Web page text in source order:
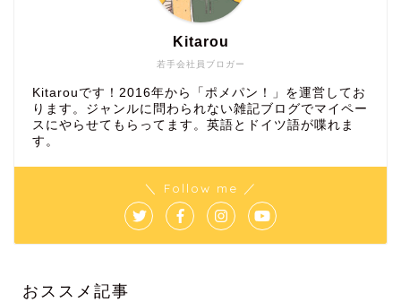
若手会社員ブロガー
Kitarou
Kitarouです！2016年から「ポメパン！」を運営してお
ります。ジャンルに問わられない雑記ブログでマイペー
スにやらせてもらってます。英語とドイツ語が喋れま
す。
＼ Follow me ／
おススメ記事